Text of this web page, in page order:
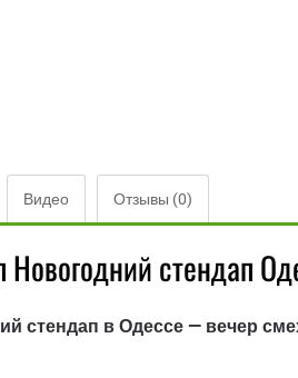
Видео Отзывы (0)
Новогодний стендап
стендап в Одессе — вечер